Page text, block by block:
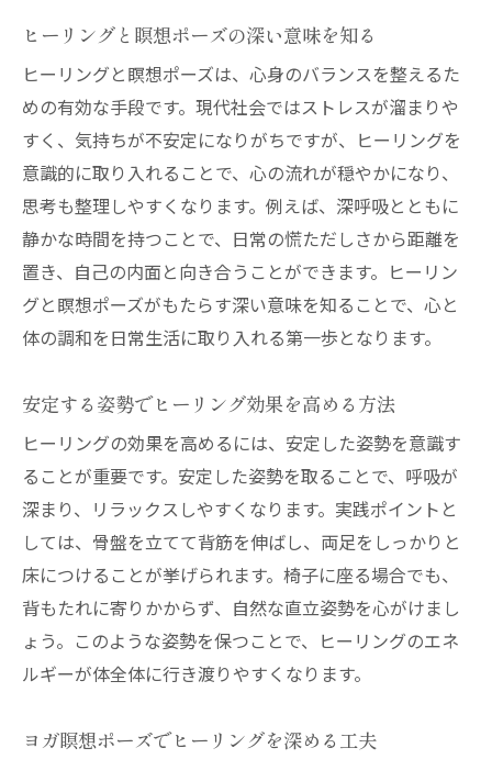
継続できるヒーリング瞑想の始め方
ヒーリングと瞑想ポーズの深い意味を知る
ヒーリングと瞑想ポーズは、心身のバランスを整えるた
めの有効な手段です。現代社会ではストレスが溜まりや
すく、気持ちが不安定になりがちですが、ヒーリングを
意識的に取り入れることで、心の流れが穏やかになり、
思考も整理しやすくなります。例えば、深呼吸とともに
静かな時間を持つことで、日常の慌ただしさから距離を
置き、自己の内面と向き合うことができます。ヒーリン
グと瞑想ポーズがもたらす深い意味を知ることで、心と
体の調和を日常生活に取り入れる第一歩となります。
安定する姿勢でヒーリング効果を高める方法
ヒーリングの効果を高めるには、安定した姿勢を意識す
ることが重要です。安定した姿勢を取ることで、呼吸が
深まり、リラックスしやすくなります。実践ポイントと
しては、骨盤を立てて背筋を伸ばし、両足をしっかりと
床につけることが挙げられます。椅子に座る場合でも、
背もたれに寄りかからず、自然な直立姿勢を心がけまし
ょう。このような姿勢を保つことで、ヒーリングのエネ
ルギーが体全体に行き渡りやすくなります。
ヨガ瞑想ポーズでヒーリングを深める工夫